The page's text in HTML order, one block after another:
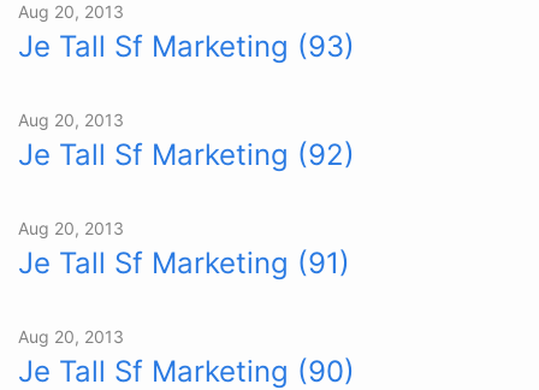
Aug 20, 2013
Je Tall Sf Marketing (93)
Aug 20, 2013
Je Tall Sf Marketing (92)
Aug 20, 2013
Je Tall Sf Marketing (91)
Aug 20, 2013
Je Tall Sf Marketing (90)